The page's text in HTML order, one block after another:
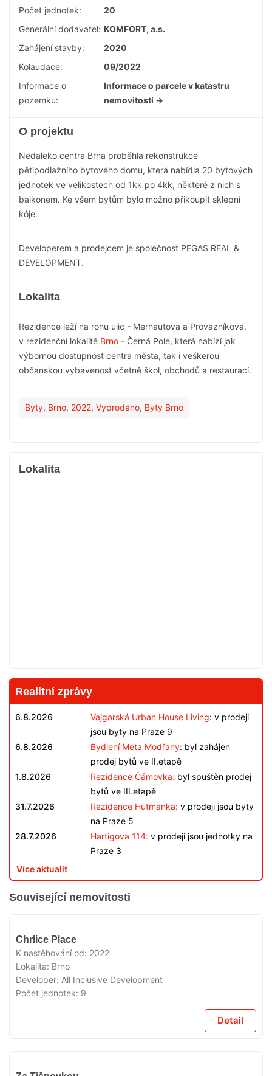
Počet jednotek:
20
Generální dodavatel: KOMFORT, a.s.
Zahájení stavby:
2020
Kolaudace:
09/2022
Informace o
pozemku:
Informace o parcele v katastru
nemovitostí →
O projektu
Nedaleko centra Brna proběhla rekonstrukce
pětipodlažního bytového domu, která nabídla 20 bytových
jednotek ve velikostech od 1kk po 4kk, některé z nich s
balkonem. Ke všem bytům bylo možno přikoupit sklepní
kóje.
Developerem a prodejcem je společnost PEGAS REAL &
DEVELOPMENT.
Lokalita
Rezidence leží na rohu ulic - Merhautova a Provazníkova,
v rezidenční lokalitě Brno - Černá Pole, která nabízí jak
výbornou dostupnost centra města, tak i veškerou
občanskou vybavenost včetně škol, obchodů a restaurací.
Byty, Brno, 2022, Vyprodáno, Byty Brno
Lokalita
Realitní zprávy
6.8.2026 Vajgarská Urban House Living: v prodeji
jsou byty na Praze 9
6.8.2026
Bydlení Meta Modřany: byl zahájen
prodej bytů ve II.etapě
1.8.2026
Rezidence Čámovka: byl spuštěn prodej
bytů ve III.etapě
31.7.2026
Rezidence Hutmanka: v prodeji jsou byty
na Praze 5
28.7.2026
Hartigova 114: v prodeji jsou jednotky na
Praze 3
Více aktualit
Související nemovitosti
Chrlice Place
K nastěhování od: 2022
Lokalita: Brno
Developer: All Inclusive Development
Počet jednotek: 9
Detail